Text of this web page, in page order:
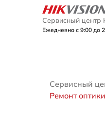
Сервисный центр
Ежедневно с 9:00 до
Сервисный
Ремонт